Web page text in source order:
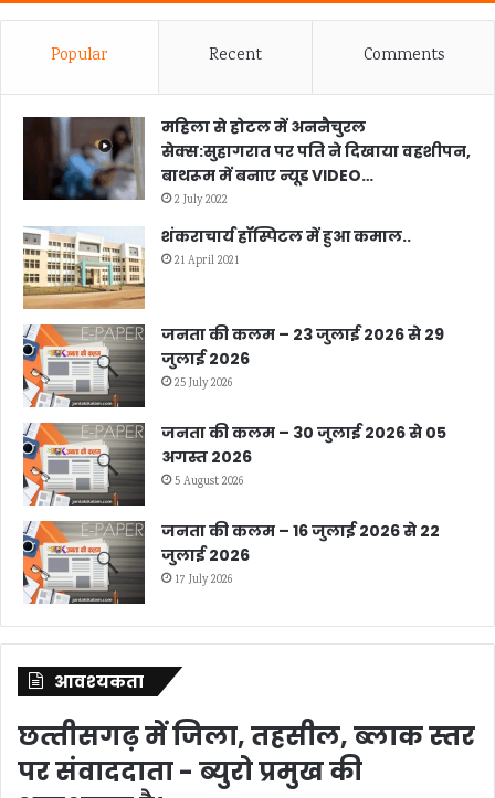
Popular Recent Comments
महिला से होटल में अननैचुरल
सेक्स:सुहागरात पर पति ने दिखाया वहशीपन,
बाथरूम में बनाए न्यूड VIDEO…
2 July 2022
शंकराचार्य हॉस्पिटल में हुआ कमाल..
21 April 2021
जनता की कलम – 23 जुलाई 2026 से 29
जुलाई 2026
25 July 2026
जनता की कलम – 30 जुलाई 2026 से 05
अगस्त 2026
5 August 2026
जनता की कलम – 16 जुलाई 2026 से 22
जुलाई 2026
17 July 2026
आवश्‍यकता
छत्‍तीसगढ़ में जिला, तहसील, ब्‍लाक स्‍तर
पर संवाददाता - ब्‍युरो प्रमुख की